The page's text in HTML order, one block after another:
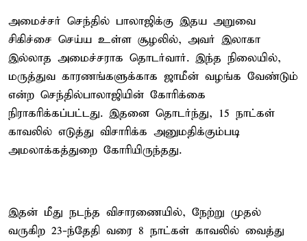
அமைச்சர் செந்தில் பாலாஜிக்கு இதய அறுவை
சிகிச்சை செய்ய உள்ள சூழலில், அவர் இலாகா
இல்லாத அமைச்சராக தொடர்வார். இந்த நிலையில்,
மருத்துவ காரணங்களுக்காக ஜாமீன் வழங்க வேண்டும்
என்ற செந்தில்பாலாஜியின் கோரிக்கை
நிராகரிக்கப்பட்டது. இதனை தொடர்ந்து, 15 நாட்கள்
காவலில் எடுத்து விசாரிக்க அனுமதிக்கும்படி
அமலாக்கத்துறை கோரியிருந்தது.
இதன் மீது நடந்த விசாரணையில், நேற்று முதல்
வருகிற 23-ந்தேதி வரை 8 நாட்கள் காவலில் வைத்து